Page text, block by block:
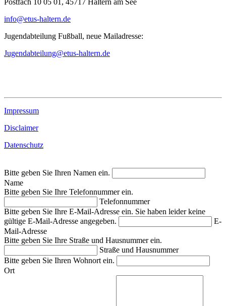
info@etus-haltern.de
Jugendabteilung Fußball, neue Mailadresse:
Jugendabteilung@etus-haltern.de
Impressum
Disclaimer
Datenschutz
Bitte geben Sie Ihren Namen ein.
Name
Bitte geben Sie Ihre Telefonnummer ein.
Telefonnummer
Bitte geben Sie Ihre E-Mail-Adresse ein. Sie haben leider keine
gültige E-Mail-Adresse angegeben.
E-
Mail-Adresse
Bitte geben Sie Ihre Straße und Hausnummer ein.
Straße und Hausnummer
Bitte geben Sie Ihren Wohnort ein.
Ort